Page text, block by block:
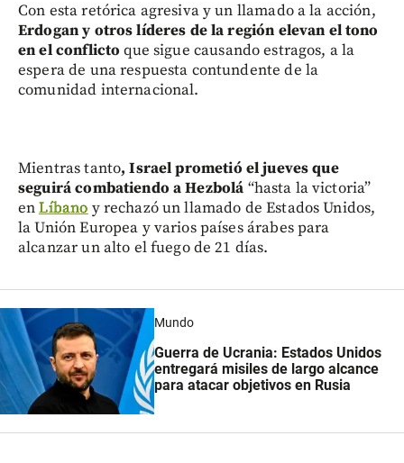
Con esta retórica agresiva y un llamado a la acción,
Erdogan y otros líderes de la región elevan el tono
en el conflicto que sigue causando estragos, a la
espera de una respuesta contundente de la
comunidad internacional.
Mientras tanto, Israel prometió el jueves que
seguirá combatiendo a Hezbolá “hasta la victoria”
enLíbano y rechazó un llamado de Estados Unidos,
la Unión Europea y varios países árabes para
alcanzar un alto el fuego de 21 días.
Mundo
Guerra de Ucrania: Estados Unidos
entregará misiles de largo alcance
para atacar objetivos en Rusia